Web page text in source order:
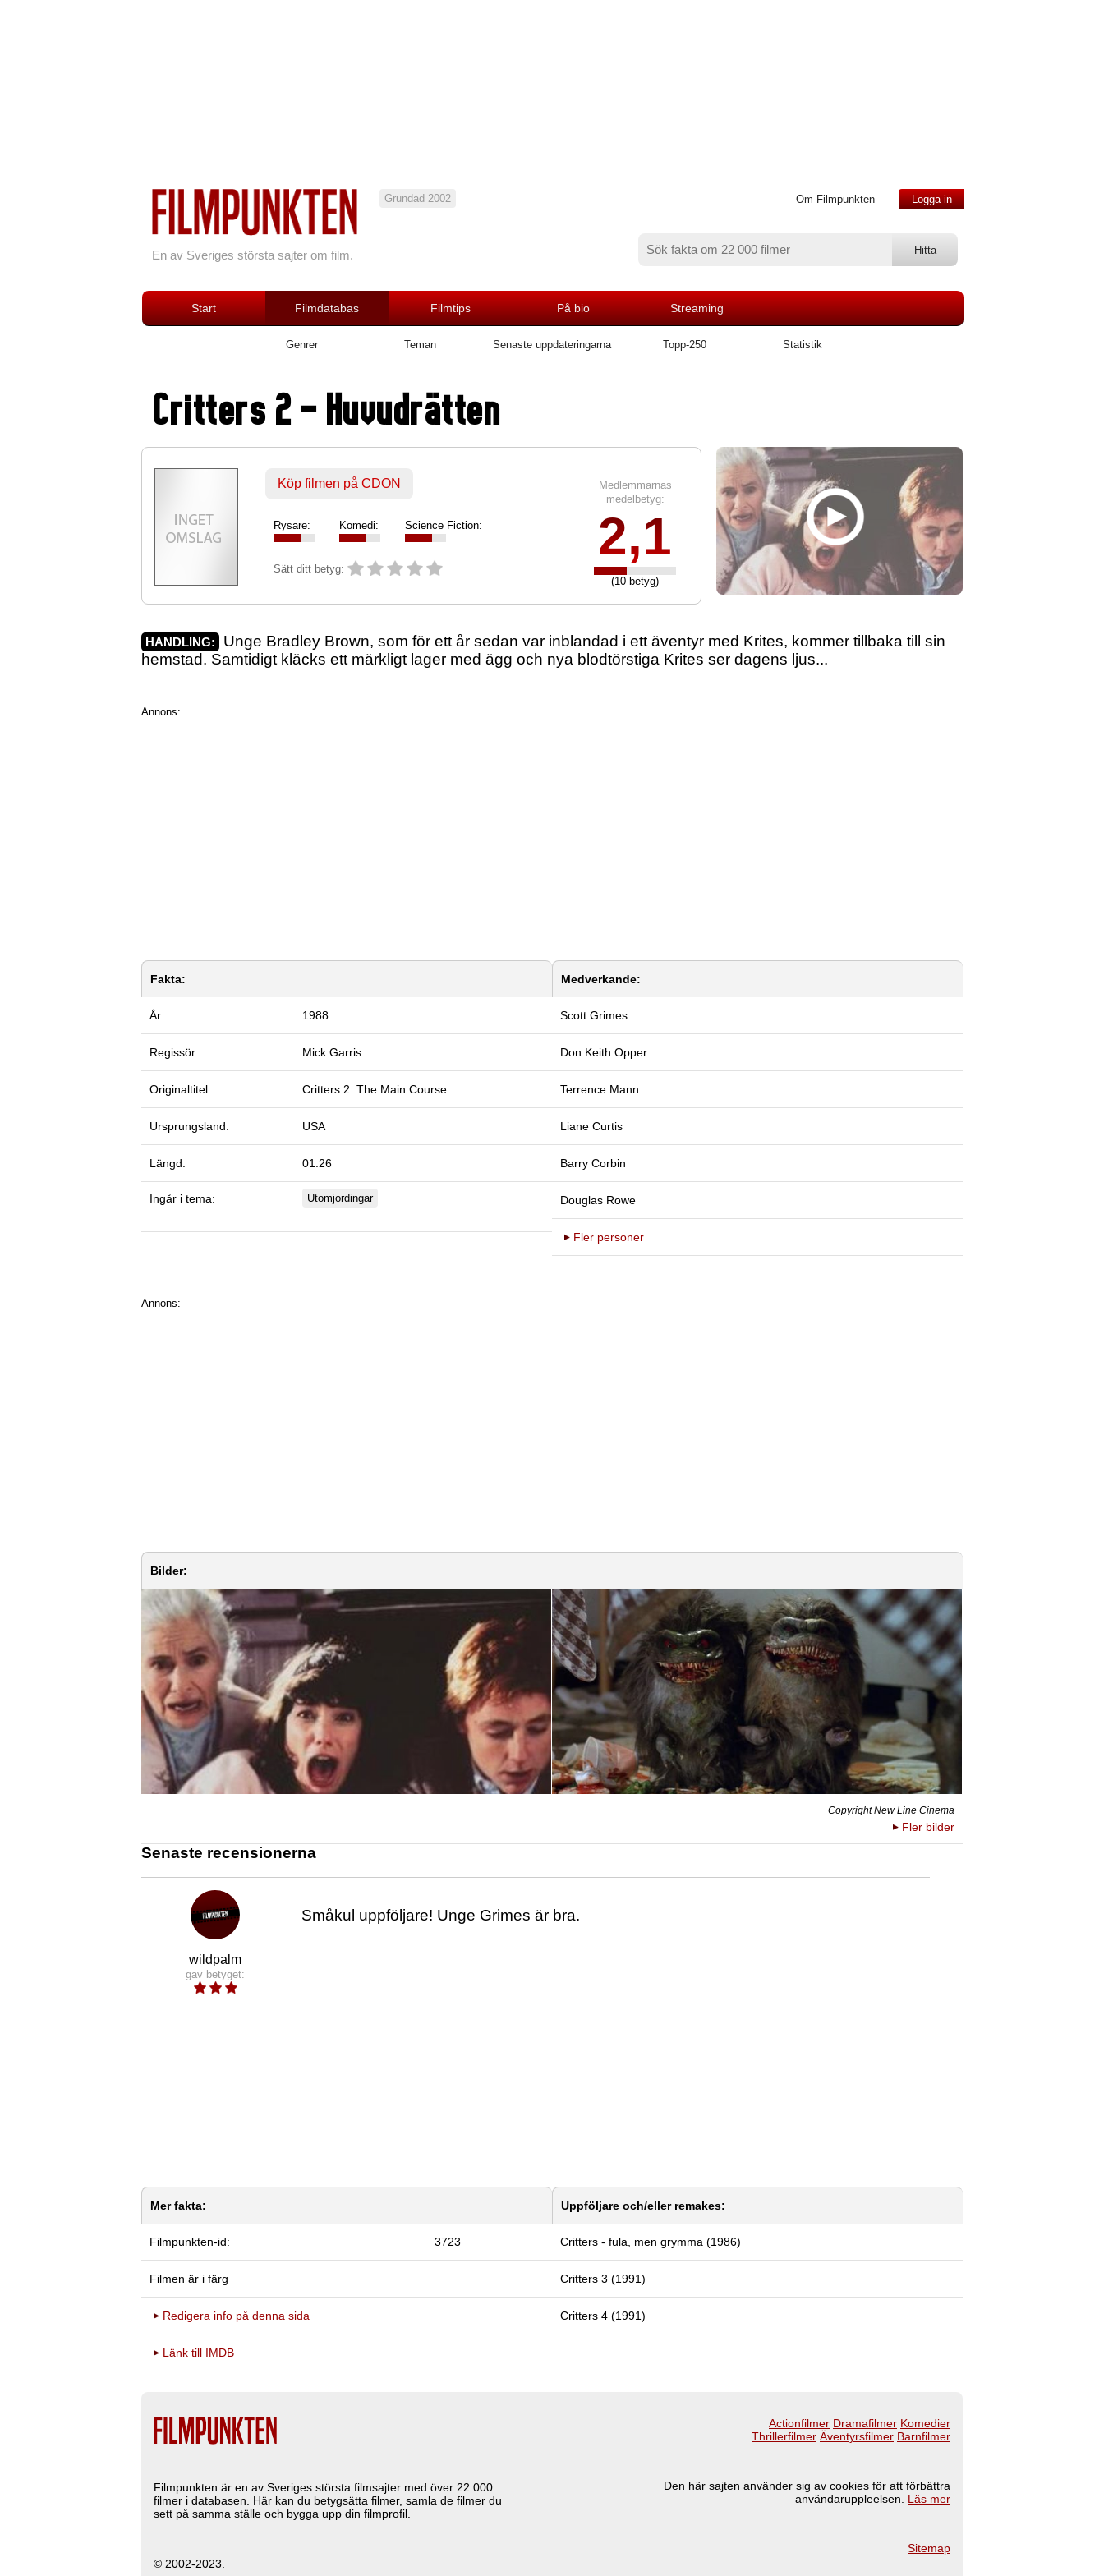
En av Sveriges största sajter om film.
Grundad 2002 Om Filmpunkten Logga in
Start Filmdatabas Filmtips På bio Streaming
Genrer Teman Senaste uppdateringarna Topp-250 Statistik
Critters 2 - Huvudrätten
Köp filmen på CDON
Rysare: Komedi: Science Fiction:
Sätt ditt betyg:
Medlemmarnas
medelbetyg:
2,1
(10 betyg)
HANDLING:
Unge Bradley Brown, som för ett år sedan var inblandad i ett äventyr med Krites, kommer tillbaka till sin
hemstad. Samtidigt kläcks ett märkligt lager med ägg och nya blodtörstiga Krites ser dagens ljus...
Annons:
Fakta:
År: 1988
Regissör: Mick Garris
Originaltitel: Critters 2: The Main Course
Ursprungsland: USA
Längd: 01:26
Ingår i tema: Utomjordingar
Medverkande:
Scott Grimes
Don Keith Opper
Terrence Mann
Liane Curtis
Barry Corbin
Douglas Rowe
Fler personer
Annons:
Bilder:
Copyright New Line Cinema
Fler bilder
Senaste recensionerna
wildpalm
gav betyget:
Småkul uppföljare! Unge Grimes är bra.
Mer fakta:
Filmpunkten-id: 3723
Filmen är i färg
Redigera info på denna sida
Länk till IMDB
Uppföljare och/eller remakes:
Critters - fula, men grymma (1986)
Critters 3 (1991)
Critters 4 (1991)
Filmpunkten är en av Sveriges största filmsajter med över 22 000
filmer i databasen. Här kan du betygsätta filmer, samla de filmer du
sett på samma ställe och bygga upp din filmprofil.
© 2002-2023.
Actionfilmer Dramafilmer Komedier
Thrillerfilmer Äventyrsfilmer Barnfilmer
Den här sajten använder sig av cookies för att förbättra
användaruppleelsen. Läs mer
Sitemap